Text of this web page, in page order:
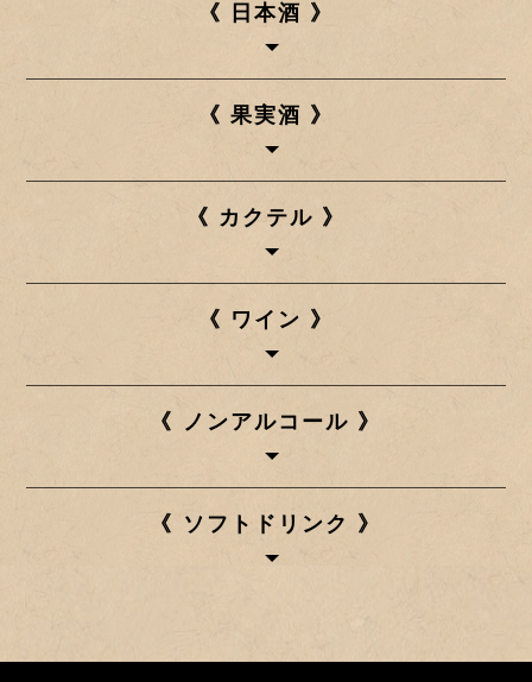
《 日本酒 》
《 果実酒 》
《 カクテル 》
《 ワイン 》
《 ノンアルコール 》
《 ソフトドリンク 》